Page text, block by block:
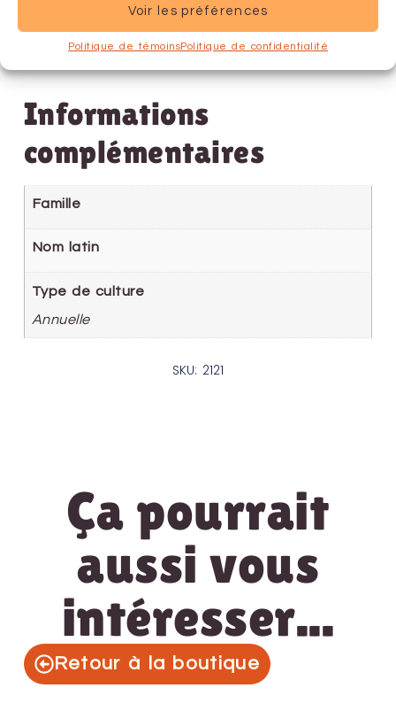
Voir les préférences
Politique de témoinsPolitique de confidentialité
Informations
complémentaires
Famille
Nom latin
Type de culture
Annuelle
SKU: 2121
Ça pourrait
aussi vous
intéresser...
Retour à la boutique